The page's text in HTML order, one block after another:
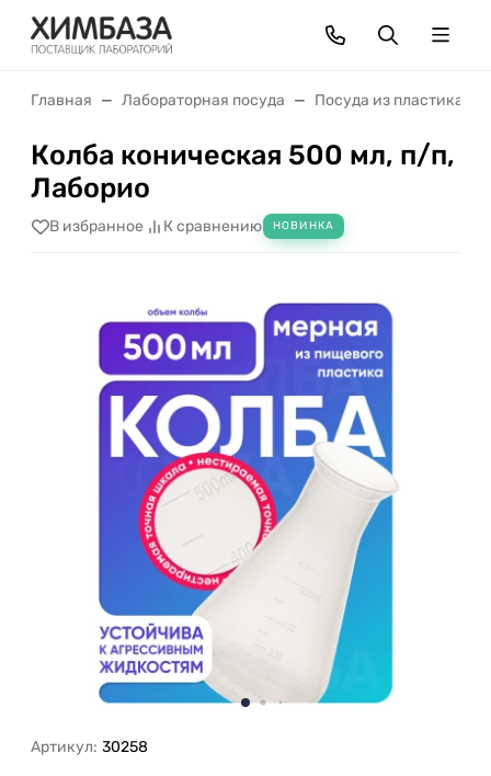
Главная Лабораторная посуда Посуда из пластика
Колба коническая 500 мл, п/п,
Лаборио
В избранное К сравнению НОВИНКА
Артикул: 30258